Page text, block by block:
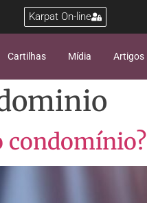
Karpat On-line
Cartilhas Mídia Artigos
condomínio?